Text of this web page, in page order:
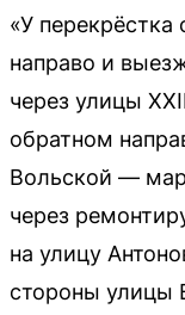
«У перекрёстка
направо и
через улицы
обратном
Вольской —
через
на улицу
стороны улицы